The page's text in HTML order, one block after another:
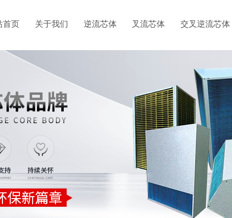
首页 关于我们 逆流芯体 叉流芯体 交叉逆流芯体